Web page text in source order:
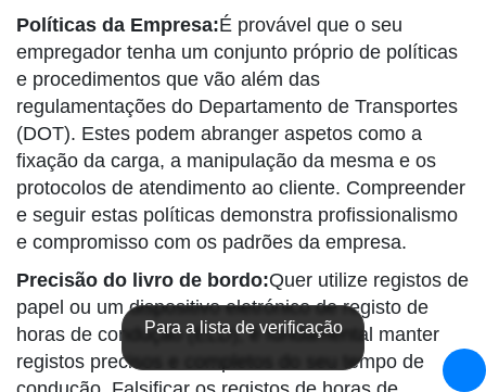
Para a lista de verificação
Políticas da Empresa:É provável que o seu
empregador tenha um conjunto próprio de políticas
e procedimentos que vão além das
regulamentações do Departamento de Transportes
(DOT). Estes podem abranger aspetos como a
fixação da carga, a manipulação da mesma e os
protocolos de atendimento ao cliente. Compreender
e seguir estas políticas demonstra profissionalismo
e compromisso com os padrões da empresa.
Precisão do livro de bordo:Quer utilize registos de
papel ou um dispositivo eletrónico de registo de
horas de condução (ELD), é fundamental manter
registos precisos e completos do seu tempo de